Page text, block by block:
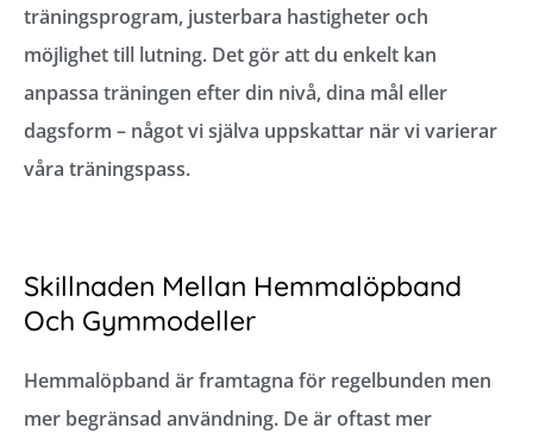
träningsprogram, justerbara hastigheter och
möjlighet till lutning. Det gör att du enkelt kan
anpassa träningen efter din nivå, dina mål eller
dagsform – något vi själva uppskattar när vi varierar
våra träningspass.
Skillnaden Mellan Hemmalöpband
Och Gymmodeller
Hemmalöpband är framtagna för regelbunden men
mer begränsad användning. De är oftast mer